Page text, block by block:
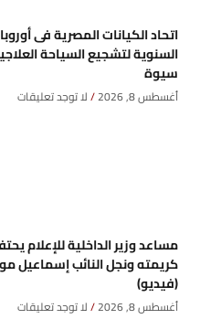
اتحاد الكيانات المصرية فى
السنوية لتشجيع السياحة
سيوة
أغسطس 8, 2026 لا توجد تعليقات
مساعد وزير الداخلية للإعلام
كريمته ونجل النائب إسماعيل
(فيديو)
أغسطس 8, 2026 لا توجد تعليقات